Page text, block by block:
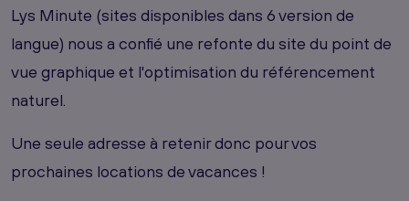
Lys Minute (sites disponibles dans 6 version de
langue) nous a confié une refonte du site du point de
vue graphique et l'optimisation du référencement
naturel.
Une seule adresse à retenir donc pour vos
prochaines locations de vacances !